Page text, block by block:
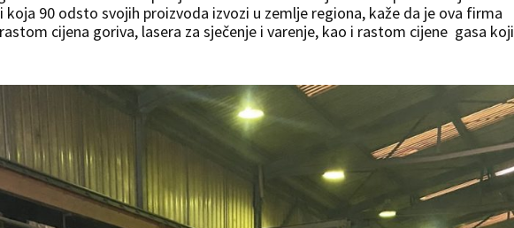
90 odsto svojih proizvoda izvozi u zemlje regiona, kaže da je ova firma
cijena goriva, lasera za sječenje i varenje, kao i rastom cijene gasa koji